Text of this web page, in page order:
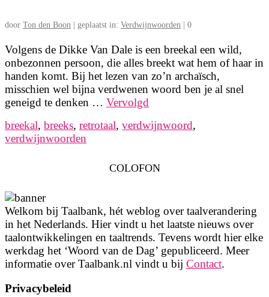
door Ton den Boon geplaatst in: Verdwijnwoorden 0
Volgens de Dikke Van Dale is een breekal een wild,
onbezonnen persoon, die alles breekt wat hem of haar in
handen komt. Bij het lezen van zo’n archaïsch,
misschien wel bijna verdwenen woord ben je al snel
geneigd te denken … Vervolgd
breekal, breeks, retrotaal, verdwijnwoord,
verdwijnwoorden
COLOFON
Welkom bij Taalbank, hét weblog over taalverandering
in het Nederlands. Hier vindt u het laatste nieuws over
taalontwikkelingen en taaltrends. Tevens wordt hier elke
werkdag het ‘Woord van de Dag’ gepubliceerd. Meer
informatie over Taalbank.nl vindt u bij Contact.
Privacybeleid